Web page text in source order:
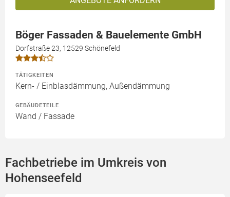
Böger Fassaden & Bauelemente GmbH
Dorfstraße 23, 12529 Schönefeld
TÄTIGKEITEN
Kern- / Einblasdämmung, Außendämmung
GEBÄUDETEILE
Wand / Fassade
Fachbetriebe im Umkreis von
Hohenseefeld